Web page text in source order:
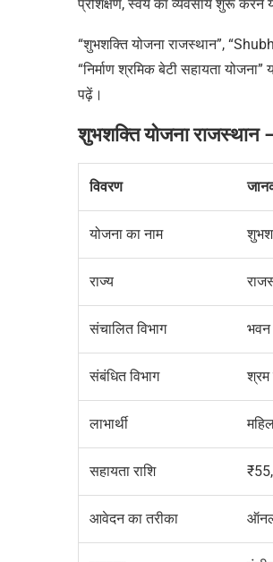
प्रशिक्षण, स्वयं का व्यवसाय शुरू करने
“शुभशक्ति योजना राजस्थान”,
“निर्माण श्रमिक बेटी सहायता योजना”
पढ़ें ।
शुभशक्ति योजना राजस्थान –
विवरण
योजना का नाम
राज्य
संचालित विभाग भवन
संबंधित विभाग श्रम
लाभार्थी
सहायता राशि
आवेदन का तरीका